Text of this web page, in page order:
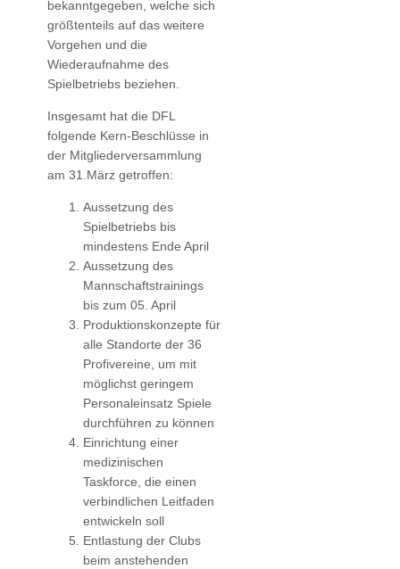
bekanntgegeben, welche sich
größtenteils auf das weitere
Vorgehen und die
Wiederaufnahme des
Spielbetriebs beziehen.
Insgesamt hat die DFL
folgende Kern-Beschlüsse in
der Mitgliederversammlung
am 31.März getroffen:
Aussetzung des
Spielbetriebs bis
mindestens Ende April
Aussetzung des
Mannschaftstrainings
bis zum 05. April
Produktionskonzepte für
alle Standorte der 36
Profivereine, um mit
möglichst geringem
Personaleinsatz Spiele
durchführen zu können
Einrichtung einer
medizinischen
Taskforce, die einen
verbindlichen Leitfaden
entwickeln soll
Entlastung der Clubs
beim anstehenden